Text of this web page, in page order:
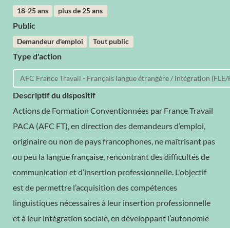
18-25 ans plus de 25 ans
Public
Demandeur d'emploi Tout public
Type d'action
AFC France Travail - Français langue étrangère / Intégration
Descriptif du dispositif
Actions de Formation Conventionnées par France Travail
PACA (AFC FT), en direction des demandeurs d’emploi,
originaire ou non de pays francophones, ne maîtrisant pas
ou peu la langue française, rencontrant des difficultés de
communication et d’insertion professionnelle. L'objectif
est de permettre l’acquisition des compétences
linguistiques nécessaires à leur insertion professionnelle
et à leur intégration sociale, en développant l’autonomie